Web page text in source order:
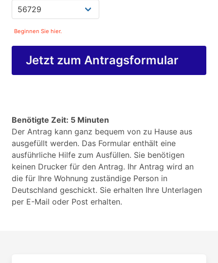
Beginnen Sie hier.
Jetzt zum Antragsformular
Benötigte Zeit: 5 Minuten
Der Antrag kann ganz bequem von zu Hause aus
ausgefüllt werden. Das Formular enthält eine
ausführliche Hilfe zum Ausfüllen. Sie benötigen
keinen Drucker für den Antrag. Ihr Antrag wird an
die für Ihre Wohnung zuständige Person in
Deutschland geschickt. Sie erhalten Ihre Unterlagen
per E-Mail oder Post erhalten.